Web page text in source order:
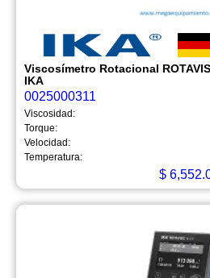
Viscosímetro Rotacional
IKA
0025000311
Viscosidad:
Torque:
Velocidad:
Temperatura:
$